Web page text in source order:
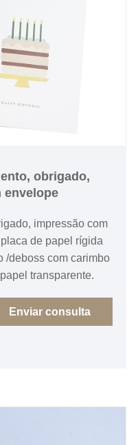
obrigado,
envelope
impressão com
de papel rígida
/deboss com carimbo
transparente.
Enviar consulta